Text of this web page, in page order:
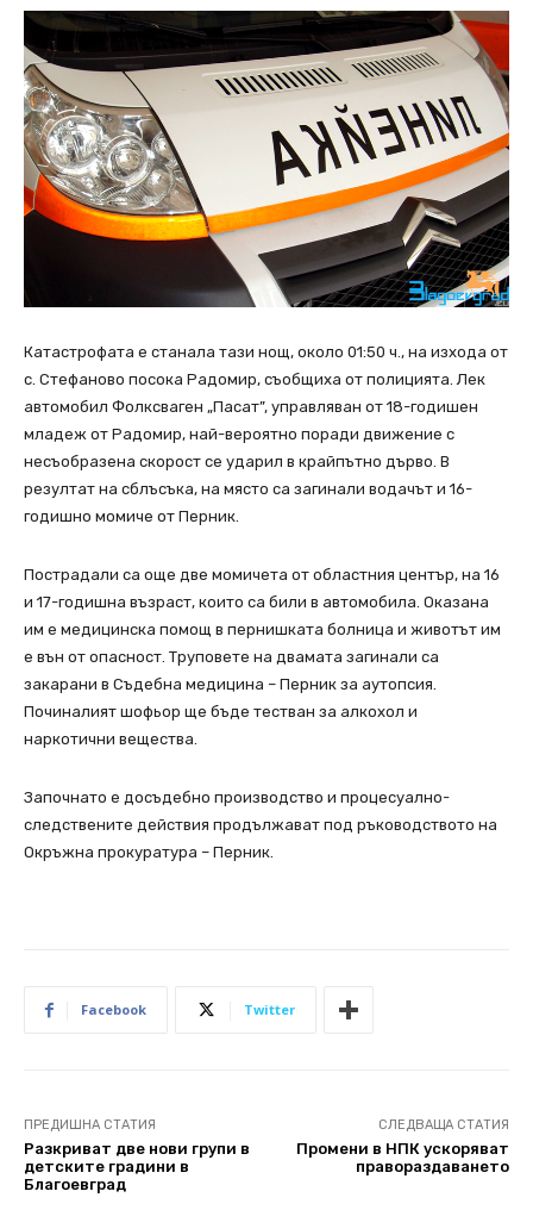
Катастрофата е станала тази нощ, около 01:50 ч., на изхода от
с. Стефаново посока Радомир, съобщиха от полицията. Лек
автомобил Фолксваген „Пасат”, управляван от 18-годишен
младеж от Радомир, най-вероятно поради движение с
несъобразена скорост се ударил в крайпътно дърво. В
резултат на сблъсъка, на място са загинали водачът и 16-
годишно момиче от Перник.
Пострадали са още две момичета от областния център, на 16
и 17-годишна възраст, които са били в автомобила. Оказана
им е медицинска помощ в пернишката болница и животът им
е вън от опасност. Труповете на двамата загинали са
закарани в Съдебна медицина – Перник за аутопсия.
Починалият шофьор ще бъде тестван за алкохол и
наркотични вещества.
Започнато е досъдебно производство и процесуално-
следствените действия продължават под ръководството на
Окръжна прокуратура – Перник.
Facebook Twitter
ПРЕДИШНА СТАТИЯ
Разкриват две нови групи в
детските градини в
Благоевград
СЛЕДВАЩА СТАТИЯ
Промени в НПК ускоряват
правораздаването